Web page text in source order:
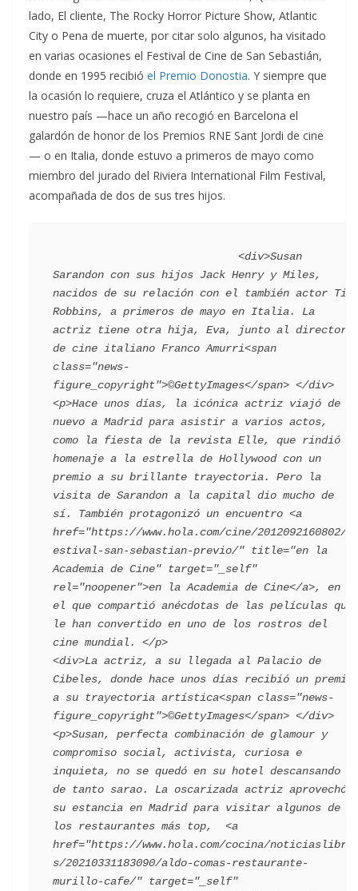
lado, El cliente, The Rocky Horror Picture Show, Atlantic
City o Pena de muerte, por citar solo algunos, ha visitado
en varias ocasiones el Festival de Cine de San Sebastián,
donde en 1995 recibió el Premio Donostia. Y siempre que
la ocasión lo requiere, cruza el Atlántico y se planta en
nuestro país —hace un año recogió en Barcelona el
galardón de honor de los Premios RNE Sant Jordi de cine
— o en Italia, donde estuvo a primeros de mayo como
miembro del jurado del Riviera International Film Festival,
acompañada de dos de sus tres hijos.
Sarandon con sus hijos Jack Henry y Miles,
nacidos de su relación con el también actor Tim
Robbins, a primeros de mayo en Italia. La
actriz tiene otra hija, Eva, junto al director
de cine italiano Franco Amurri<span
class="news-
figure_copyright">©GettyImages</span> </div>
<p>Hace unos días, la icónica actriz viajó de
nuevo a Madrid para asistir a varios actos,
como la fiesta de la revista Elle, que rindió
homenaje a la estrella de Hollywood con un
premio a su brillante trayectoria. Pero la
visita de Sarandon a la capital dio mucho de
sí. También protagonizó un encuentro <a
href="https://www.hola.com/cine/2012092160802/f
estival-san-sebastian-previo/" title="en la
Academia de Cine" target="_self"
rel="noopener">en la Academia de Cine</a>, en
el que compartió anécdotas de las películas que
le han convertido en uno de los rostros del
cine mundial. </p>
<div>La actriz, a su llegada al Palacio de
Cibeles, donde hace unos días recibió un premio
a su trayectoria artística<span class="news-
figure_copyright">©GettyImages</span> </div>
<p>Susan, perfecta combinación de glamour y
compromiso social, activista, curiosa e
inquieta, no se quedó en su hotel descansando
de tanto sarao. La oscarizada actriz aprovechó
su estancia en Madrid para visitar algunos de
los restaurantes más top,  <a
href="https://www.hola.com/cocina/noticiaslibro
s/20210331183090/aldo-comas-restaurante-
murillo-cafe/" target="_self"